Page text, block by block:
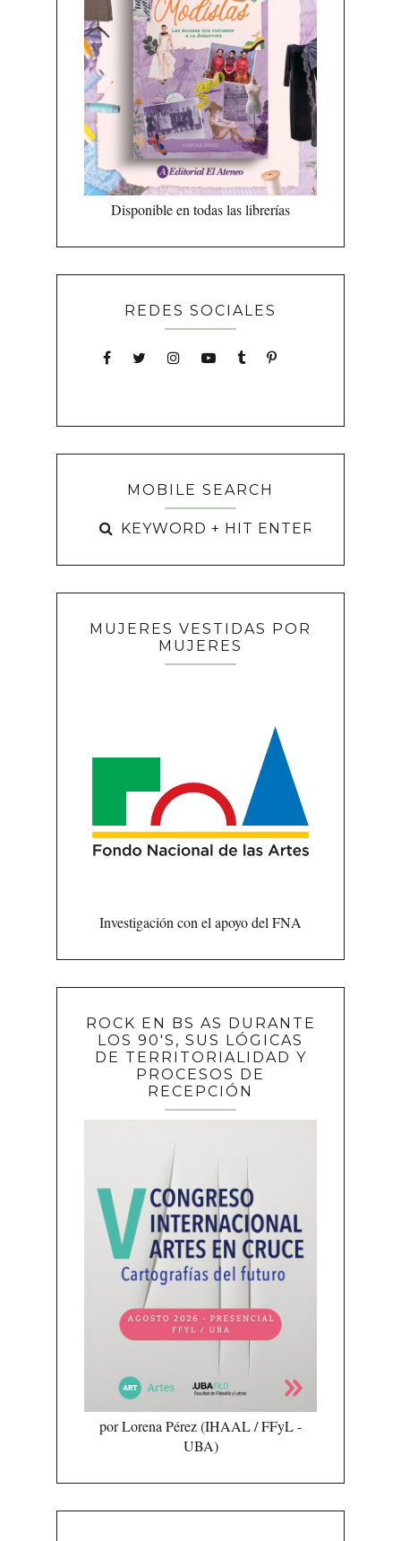
Disponible en todas las librerías
REDES SOCIALES
MOBILE SEARCH
MUJERES VESTIDAS POR
MUJERES
Investigación con el apoyo del FNA
ROCK EN BS AS DURANTE
LOS 90'S, SUS LÓGICAS
DE TERRITORIALIDAD Y
PROCESOS DE
RECEPCIÓN
por Lorena Pérez (IHAAL / FFyL -
UBA)